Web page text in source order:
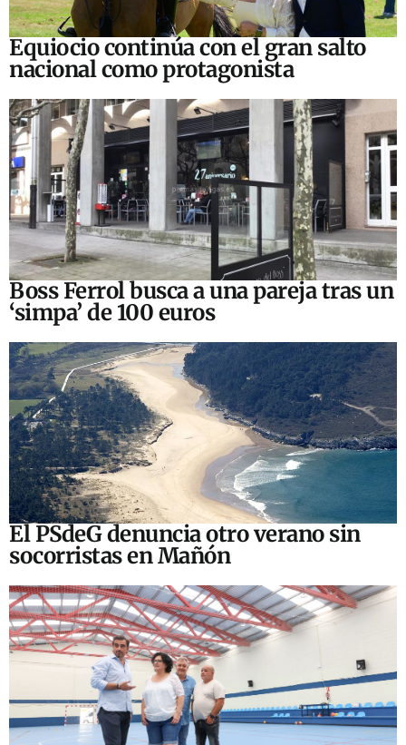
Equiocio continúa con el gran salto
nacional como protagonista
Boss Ferrol busca a una pareja tras un
‘simpa’ de 100 euros
El PSdeG denuncia otro verano sin
socorristas en Mañón